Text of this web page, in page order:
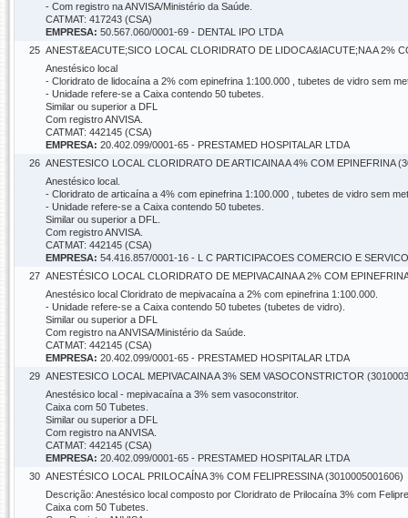
- Com registro na ANVISA/Ministério da Saúde.
CATMAT: 417243 (CSA)
EMPRESA: 50.567.060/0001-69 - DENTAL IPO LTDA
25 ANEST&EACUTE;SICO LOCAL CLORIDRATO DE LIDOCA&IACUTE;NA A 2%
Anestésico local
- Cloridrato de lidocaína a 2% com epinefrina 1:100.000 , tubetes de vidro sem
- Unidade refere-se a Caixa contendo 50 tubetes.
Similar ou superior a DFL
Com registro ANVISA.
CATMAT: 442145 (CSA)
EMPRESA: 20.402.099/0001-65 - PRESTAMED HOSPITALAR LTDA
26 ANESTESICO LOCAL CLORIDRATO DE ARTICAINA A 4% COM EPINEFRINA
Anestésico local.
- Cloridrato de articaína a 4% com epinefrina 1:100.000 , tubetes de vidro sem
- Unidade refere-se a Caixa contendo 50 tubetes.
Similar ou superior a DFL.
Com registro ANVISA.
CATMAT: 442145 (CSA)
EMPRESA: 54.416.857/0001-16 - L C PARTICIPACOES COMERCIO E
27 ANESTÉSICO LOCAL CLORIDRATO DE MEPIVACAINA A 2% COM
Anestésico local Cloridrato de mepivacaína a 2% com epinefrina 1:100.000.
- Unidade refere-se a Caixa contendo 50 tubetes (tubetes de vidro).
Similar ou superior a DFL
Com registro na ANVISA/Ministério da Saúde.
CATMAT: 442145 (CSA)
EMPRESA: 20.402.099/0001-65 - PRESTAMED HOSPITALAR LTDA
29 ANESTESICO LOCAL MEPIVACAINA A 3% SEM VASOCONSTRICTOR
Anestésico local - mepivacaína a 3% sem vasoconstritor.
Caixa com 50 Tubetes.
Similar ou superior a DFL
Com registro na ANVISA.
CATMAT: 442145 (CSA)
EMPRESA: 20.402.099/0001-65 - PRESTAMED HOSPITALAR LTDA
30 ANESTÉSICO LOCAL PRILOCAÍNA 3% COM FELIPRESSINA (3010005001606)
Descrição: Anestésico local composto por Cloridrato de Prilocaína 3% com
Caixa com 50 Tubetes.